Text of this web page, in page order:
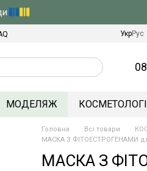
УкрРус
МОДЕЛЯЖ
Головна Всі товари
МАСКА З ФІТОЕСТРОГЕНАМИ
МАСКА З